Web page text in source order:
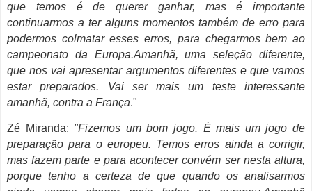
que temos é de querer ganhar, mas é importante
continuarmos a ter alguns momentos também de erro para
podermos colmatar esses erros, para chegarmos bem ao
campeonato da Europa.Amanhã, uma seleção diferente,
que nos vai apresentar argumentos diferentes e que vamos
estar preparados. Vai ser mais um teste interessante
amanhã, contra a França."
Zé Miranda: "Fizemos um bom jogo. É mais um jogo de
preparação para o europeu. Temos erros ainda a corrigir,
mas fazem parte e para acontecer convém ser nesta altura,
porque tenho a certeza de que quando os analisarmos